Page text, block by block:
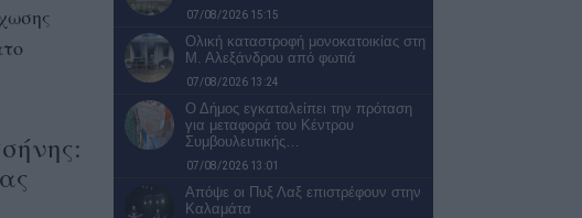
07/08/2026 15:15
Ολική καταστροφή μονοκατοικίας στη
Μ. Αλεξάνδρου από φωτιά
07/08/2026 13:24
Ο Δήμος εγκαταλείπει την πρόταση
για μεταφορά του Κέντρου
Συμβουλευτικής…
07/08/2026 13:01
Απόψε οι Πυξ Λαξ επιστρέφουν στην
Καλαμάτα